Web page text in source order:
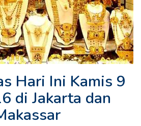
Hari Ini Kamis 9
di Jakarta dan